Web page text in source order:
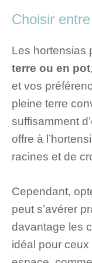
Choisir
Les hortensias
terre ou en pot
et vos
pleine terre
suffisamment
offre à
racines et de
Cependant,
peut s’avérer
davantage les
idéal pour ceux